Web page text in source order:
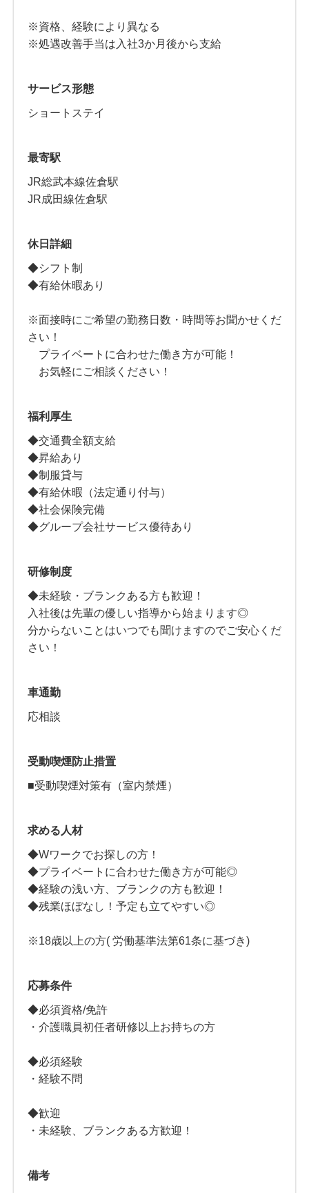
※資格、経験により異なる
※処遇改善手当は入社3か月後から支給
サービス形態
ショートステイ
最寄駅
JR総武本線佐倉駅
JR成田線佐倉駅
休日詳細
◆シフト制
◆有給休暇あり
※面接時にご希望の勤務日数・時間等お聞かせくだ
さい！
プライベートに合わせた働き方が可能！
お気軽にご相談ください！
福利厚生
◆交通費全額支給
◆昇給あり
◆制服貸与
◆有給休暇（法定通り付与）
◆社会保険完備
◆グループ会社サービス優待あり
研修制度
◆未経験・ブランクある方も歓迎！
入社後は先輩の優しい指導から始まります◎
分からないことはいつでも聞けますのでご安心くだ
さい！
車通勤
応相談
受動喫煙防止措置
■受動喫煙対策有（室内禁煙）
求める人材
◆Wワークでお探しの方！
◆プライベートに合わせた働き方が可能◎
◆経験の浅い方、ブランクの方も歓迎！
◆残業ほぼなし！予定も立てやすい◎
※18歳以上の方( 労働基準法第61条に基づき)
応募条件
◆必須資格/免許
・介護職員初任者研修以上お持ちの方
◆必須経験
・経験不問
◆歓迎
・未経験、ブランクある方歓迎！
備考